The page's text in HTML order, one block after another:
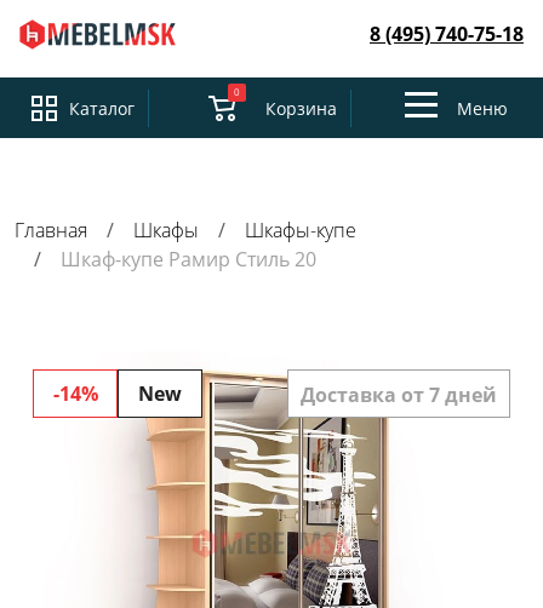
8 (495) 740-75-18
Каталог
0
Корзина
ToggleМеню
Главная Шкафы
Шкафы-купе
Шкаф-купе Рамир Стиль 20
-14% New Доставка от 7 дней